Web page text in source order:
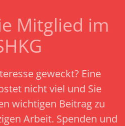
Mitglied im
geweckt? Eine
nicht viel und Sie
wichtigen Beitrag zu
Arbeit. Spenden und